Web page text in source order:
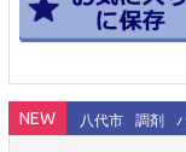
NEW 八代市 調剤